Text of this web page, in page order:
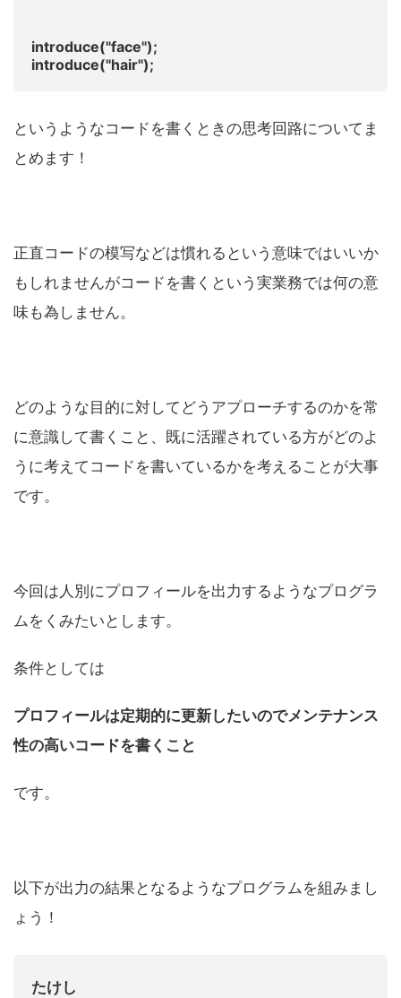
introduce("face");
introduce("hair");
というようなコードを書くときの思考回路についてま
とめます！
正直コードの模写などは慣れるという意味ではいいか
もしれませんがコードを書くという実業務では何の意
味も為しません。
どのような目的に対してどうアプローチするのかを常
に意識して書くこと、既に活躍されている方がどのよ
うに考えてコードを書いているかを考えることが大事
です。
今回は人別にプロフィールを出力するようなプログラ
ムをくみたいとします。
条件としては
プロフィールは定期的に更新したいのでメンテナンス
性の高いコードを書くこと
です。
以下が出力の結果となるようなプログラムを組みまし
ょう！
たけし